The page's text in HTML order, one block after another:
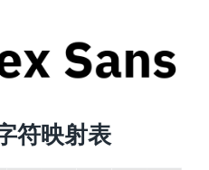
符映射表